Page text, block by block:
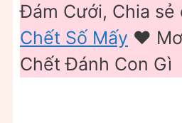
Đám Cưới, Chia sẻ
Chết Số Mấy ❤️️
Chết Đánh Con Gì